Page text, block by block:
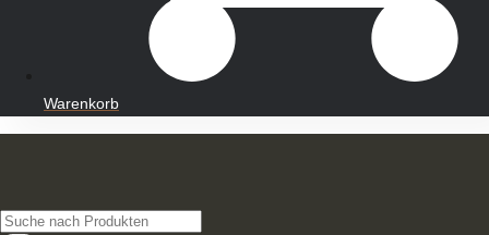
Warenkorb
Products